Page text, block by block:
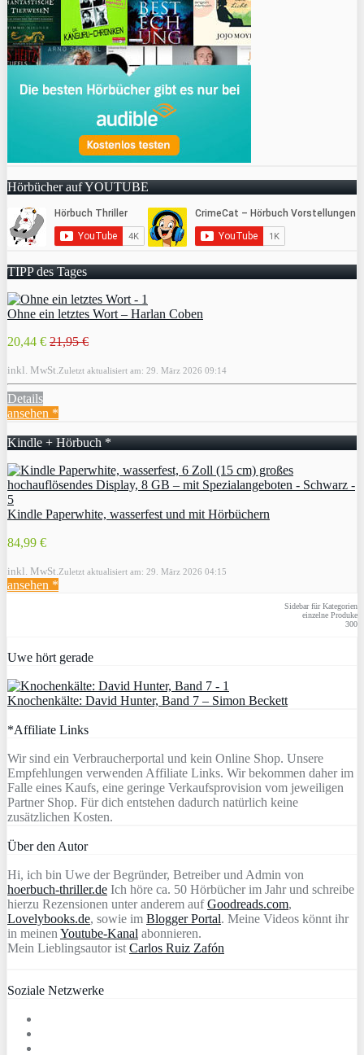
Hörbücher auf YOUTUBE
TIPP des Tages
Ohne ein letztes Wort – Harlan Coben
20,44 € 21,95 €
inkl. MwSt. Zuletzt aktualisiert am: 29. März 2026 09:14
Details
ansehen *
Kindle + Hörbuch *
Kindle Paperwhite, wasserfest und mit Hörbüchern
84,99 €
inkl. MwSt. Zuletzt aktualisiert am: 29. März 2026 04:15
ansehen *
Sidebar für Kategorien
einzelne Produke
300
Uwe hört gerade
Knochenkälte: David Hunter, Band 7 – Simon Beckett
*Affiliate Links
Wir sind ein Verbraucherportal und kein Online Shop. Unsere
Empfehlungen verwenden Affiliate Links. Wir bekommen daher im
Falle eines Kaufs, eine geringe Verkaufsprovision vom jeweiligen
Partner Shop. Für dich entstehen dadurch natürlich keine
zusätzlichen Kosten.
Über den Autor
Hi, ich bin Uwe der Begründer, Betreiber und Admin von
hoerbuch-thriller.de Ich höre ca. 50 Hörbücher im Jahr und schreibe
hierzu Rezensionen unter anderem aufGoodreads.com,
Lovelybooks.de, sowie im Blogger Portal. Meine Videos könnt ihr
in meinen Youtube-Kanal abonnieren.
Mein Lieblingsautor ist Carlos Ruiz Zafón
Soziale Netzwerke